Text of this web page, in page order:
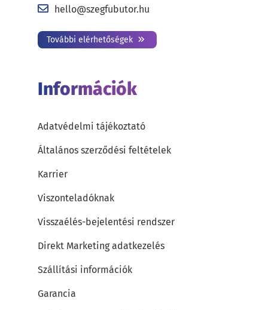
hello@szegfubutor.hu
További elérhetőségek
Információk
Adatvédelmi tájékoztató
Általános szerződési feltételek
Karrier
Viszonteladóknak
Visszaélés-bejelentési rendszer
Direkt Marketing adatkezelés
Szállítási információk
Garancia